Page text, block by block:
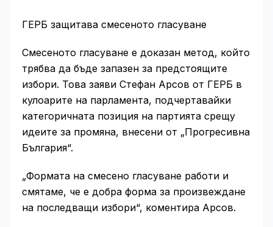
ГЕРБ защитава смесеното гласуване
Смесеното гласуване е доказан метод, който
трябва да бъде запазен за предстоящите
избори. Това заяви Стефан Арсов от ГЕРБ в
кулоарите на парламента, подчертавайки
категоричната позиция на партията срещу
идеите за промяна, внесени от „Прогресивна
България“.
„Формата на смесено гласуване работи и
смятаме, че е добра форма за произвеждане
на последващи избори“, коментира Арсов.